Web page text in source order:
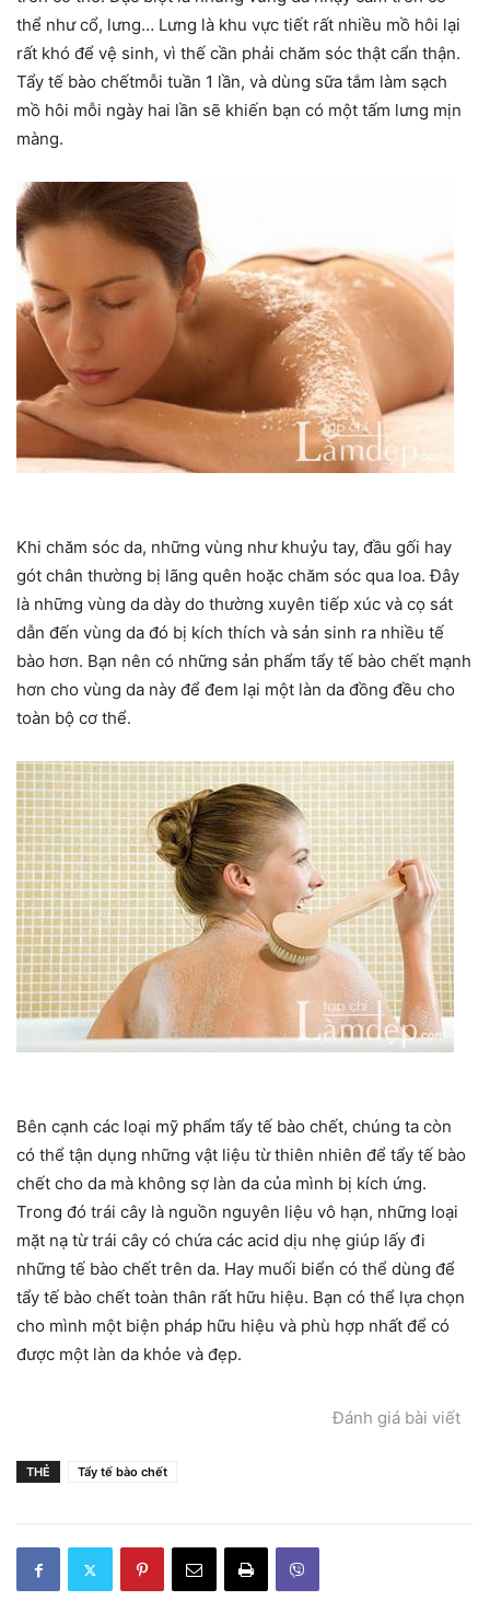
thể như cổ, lưng… Lưng là khu vực tiết rất nhiều mồ hôi lại
rất khó để vệ sinh, vì thế cần phải chăm sóc thật cẩn thận.
Tẩy tế bào chếtmỗi tuần 1 lần, và dùng sữa tắm làm sạch
mồ hôi mỗi ngày hai lần sẽ khiến bạn có một tấm lưng mịn
màng.
Khi chăm sóc da, những vùng như khuỷu tay, đầu gối hay
gót chân thường bị lãng quên hoặc chăm sóc qua loa. Đây
là những vùng da dày do thường xuyên tiếp xúc và cọ sát
dẫn đến vùng da đó bị kích thích và sản sinh ra nhiều tế
bào hơn. Bạn nên có những sản phẩm tẩy tế bào chết mạnh
hơn cho vùng da này để đem lại một làn da đồng đều cho
toàn bộ cơ thể.
Bên cạnh các loại mỹ phẩm tẩy tế bào chết, chúng ta còn
có thể tận dụng những vật liệu từ thiên nhiên để tẩy tế bào
chết cho da mà không sợ làn da của mình bị kích ứng.
Trong đó trái cây là nguồn nguyên liệu vô hạn, những loại
mặt nạ từ trái cây có chứa các acid dịu nhẹ giúp lấy đi
những tế bào chết trên da. Hay muối biển có thể dùng để
tẩy tế bào chết toàn thân rất hữu hiệu. Bạn có thể lựa chọn
cho mình một biện pháp hữu hiệu và phù hợp nhất để có
được một làn da khỏe và đẹp.
Đánh giá bài viết
THẺ Tẩy tế bào chết